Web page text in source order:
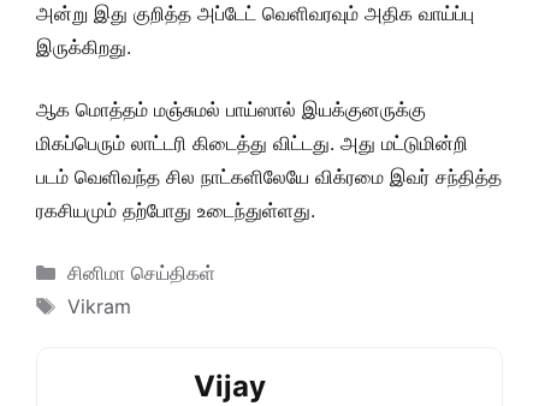
அன்று இது குறித்த அப்டேட் வெளிவரவும் அதிக வாய்ப்பு
இருக்கிறது.
ஆக மொத்தம் மஞ்சுமல் பாய்ஸால் இயக்குனருக்கு
மிகப்பெரும் லாட்டரி கிடைத்து விட்டது. அது மட்டுமின்றி
படம் வெளிவந்த சில நாட்களிலேயே விக்ரமை இவர் சந்தித்த
ரகசியமும் தற்போது உடைந்துள்ளது.
Categories
சினிமா செய்திகள்
Tags
Vikram
Vijay